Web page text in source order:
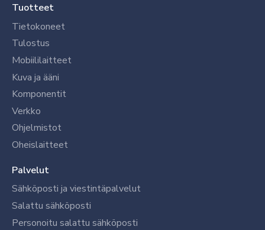
Tuotteet
Tietokoneet
Tulostus
Mobiililaitteet
Kuva ja ääni
Komponentit
Verkko
Ohjelmistot
Oheislaitteet
Palvelut
Sähköposti ja viestintäpalvelut
Salattu sähköposti
Personoitu salattu sähköposti